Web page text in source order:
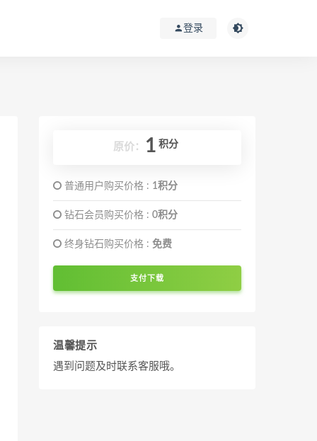
登录
原价： 1 积分
普通用户购买价格 : 1积分
钻石会员购买价格 : 0积分
终身钻石购买价格 : 免费
支付下载
温馨提示
遇到问题及时联系客服哦。